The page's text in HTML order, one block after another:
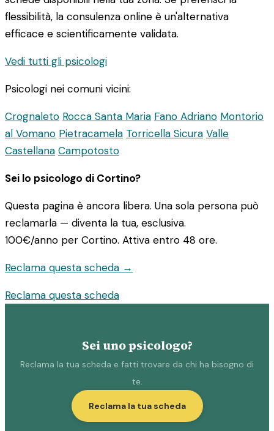
flessibilità, la consulenza online è un'alternativa
efficace e scientificamente validata.
Vedi tutti gli psicologi
Psicologi nei comuni vicini:
Crognaleto Rocca Santa Maria Fano Adriano Montorio
al Vomano Pietracamela Torricella Sicura Valle
Castellana Campotosto
Sei lo psicologo di Cortino?
Questa pagina è ancora libera. Una sola persona può
reclamarla — diventa la tua, esclusiva.
100€/anno per Cortino. Attiva entro 48 ore.
Reclama questa scheda →
Reclama questa scheda
Sei uno psicologo?
Reclama la tua scheda e fatti trovare da chi ha bisogno di
te.
Reclama la tua scheda